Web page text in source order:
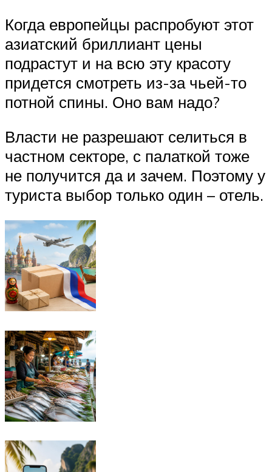
Когда европейцы распробуют этот
азиатский бриллиант цены
подрастут и на всю эту красоту
придется смотреть из-за чьей-то
потной спины. Оно вам надо?
Власти не разрешают селиться в
частном секторе, с палаткой тоже
не получится да и зачем. Поэтому у
туриста выбор только один – отель.